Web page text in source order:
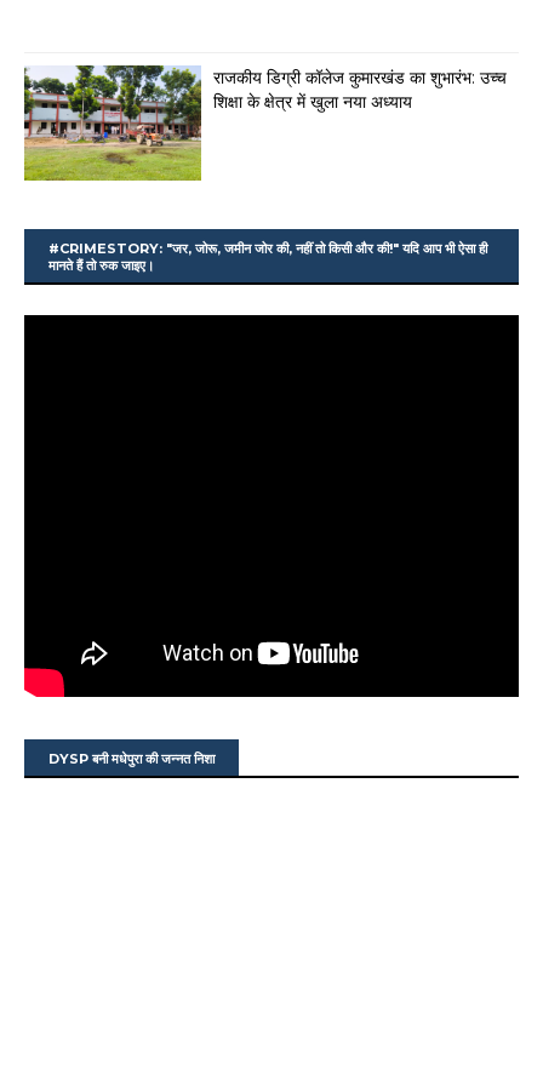
राजकीय डिग्री कॉलेज कुमारखंड का शुभारंभ: उच्च
शिक्षा के क्षेत्र में खुला नया अध्याय
#CRIMESTORY: "जर, जोरू, जमीन जोर की, नहीं तो किसी और की!" यदि आप भी ऐसा ही
मानते हैं तो रुक जाइए।
DYSP बनी मधेपुरा की जन्नत निशा